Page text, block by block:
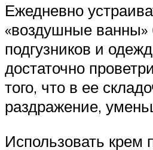
Ежедневно
«‎воздушные ванны»
подгузников и
достаточно
того, что в ее
раздражение,
Использовать крем